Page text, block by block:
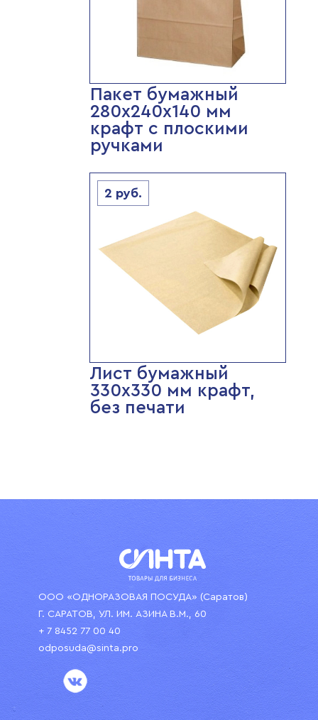
Пакет бумажный
280х240х140 мм
крафт с плоскими
ручками
2 руб.
Лист бумажный
330х330 мм крафт,
без печати
ООО «ОДНОРАЗОВАЯ ПОСУДА» (Саратов)
Г. САРАТОВ, УЛ. ИМ. АЗИНА В.М., 60
+ 7 8452 77 00 40
odposuda@sinta.pro